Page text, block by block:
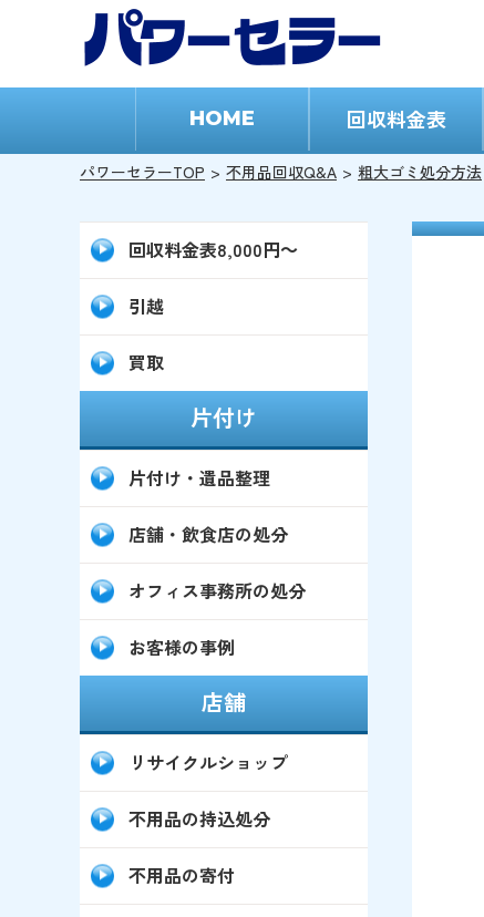
HOME 回収料金表
パワーセラーTOP 不用品回収Q&A 粗大ゴミ処分方法
回収料金表8,000円～
引越
買取
片付け
片付け・遺品整理
店舗・飲食店の処分
オフィス事務所の処分
お客様の事例
店舗
リサイクルショップ
不用品の持込処分
不用品の寄付